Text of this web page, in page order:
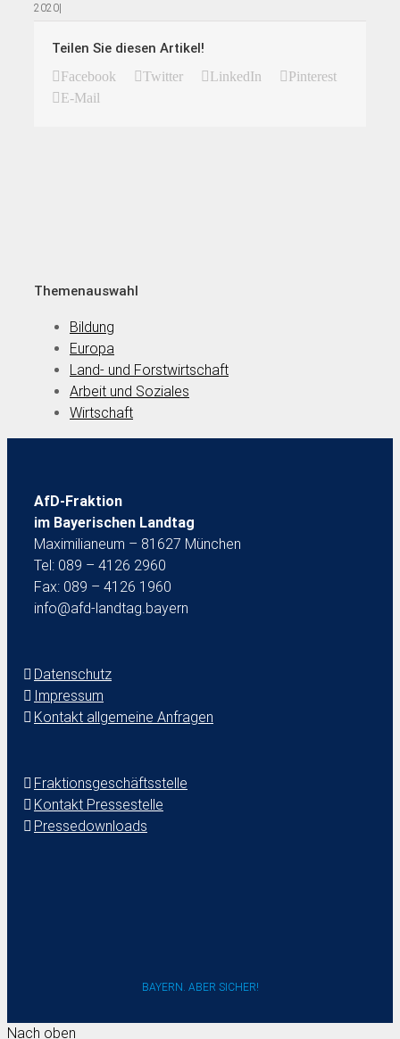
2020|
Teilen Sie diesen Artikel!
Facebook Twitter LinkedIn
Pinterest
E-Mail
Themenauswahl
Bildung
Europa
Land- und Forstwirtschaft
Arbeit und Soziales
Wirtschaft
AfD-Fraktion
im Bayerischen Landtag
Maximilianeum – 81627 München
Tel: 089 – 4126 2960
Fax: 089 – 4126 1960
info@afd-landtag.bayern
Datenschutz
Impressum
Kontakt allgemeine Anfragen
Fraktionsgeschäftsstelle
Kontakt Pressestelle
Pressedownloads
BAYERN. ABER SICHER!
Nach oben